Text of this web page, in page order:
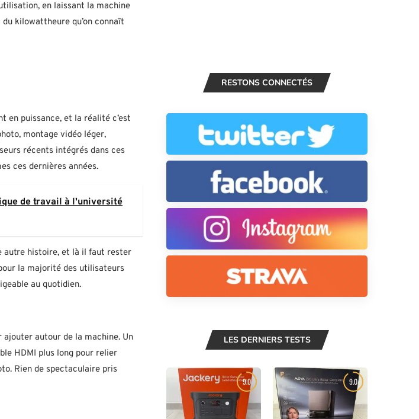
en laissant la machine
kilowattheure qu’on connaît
en puissance, et la réalité c’est
montage vidéo léger,
récents intégrés dans ces
ces dernières années.
de travail à l'université
autre histoire, et là il faut rester
la majorité des utilisateurs
au quotidien.
ajouter autour de la machine. Un
HDMI plus long pour relier
Rien de spectaculaire pris
RESTONS CONNECTÉS
LES DERNIERS TESTS
9.0 9.0